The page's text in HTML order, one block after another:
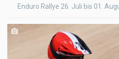
Enduro Rallye 26. Juli bis 01.